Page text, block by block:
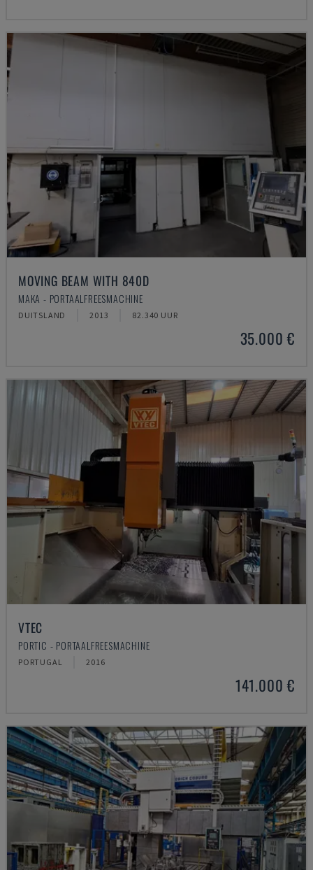
MOVING BEAM WITH 840D
MAKA - PORTAALFREESMACHINE
DUITSLAND 2013 82.340 UUR
35.000 €
VTEC
PORTIC - PORTAALFREESMACHINE
PORTUGAL 2016
141.000 €